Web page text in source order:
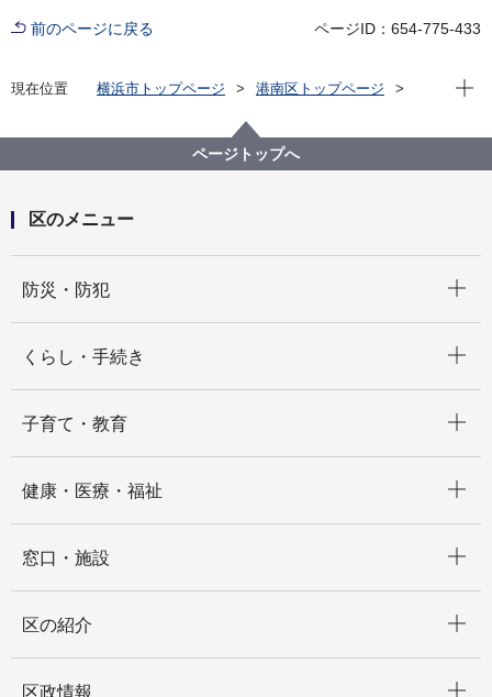
前のページに戻る ページID：654-775-433
現在位置 横浜市トップページ
港南区トップページ
町・街・まち 紹介
現在
ページトップへ
区のメニュー
防災・防犯
くらし・手続き
子育て・教育
健康・医療・福祉
窓口・施設
区の紹介
区政情報